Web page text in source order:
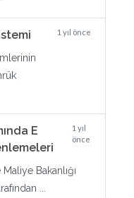
1 yıl önce
E
1 yıl
önce
Bakanlığı
...